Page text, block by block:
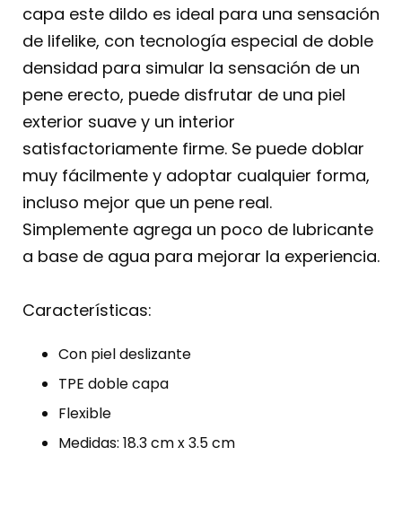
capa este dildo es ideal para una sensación
de Iifelike, con tecnología especial de doble
densidad para simular la sensación de un
pene erecto, puede disfrutar de una piel
exterior suave y un interior
satisfactoriamente firme. Se puede doblar
muy fácilmente y adoptar cualquier forma,
incluso mejor que un pene real.
Simplemente agrega un poco de lubricante
a base de agua para mejorar la experiencia.
Características:
Con piel deslizante
TPE doble capa
Flexible
Medidas: 18.3 cm x 3.5 cm